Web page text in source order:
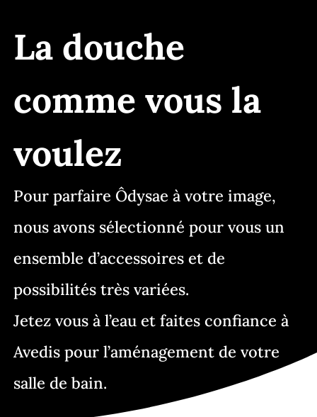
La douche
comme vous la
voulez
Pour parfaire Ôdysae à votre image,
nous avons sélectionné pour vous un
ensemble d’accessoires et de
possibilités très variées.
Jetez vous à l’eau et faites confiance à
Avedis pour l’aménagement de votre
salle de bain.